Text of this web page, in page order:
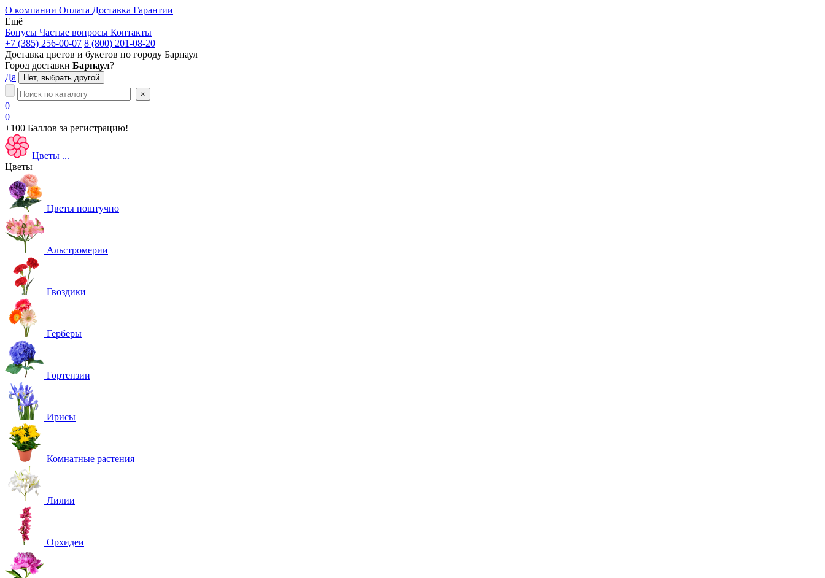
О компании Оплата Доставка Гарантии
Ещё
Бонусы Частые вопросы Контакты
+7 (385) 256-00-07 8 (800) 201-08-20
Доставка цветов и букетов по городу Барнаул
Город доставки Барнаул?
Да
Нет, выбрать другой
×
0
0
+100 Баллов за регистрацию!
Цветы ...
Цветы
Цветы поштучно
Альстромерии
Гвоздики
Герберы
Гортензии
Ирисы
Комнатные растения
Лилии
Орхидеи